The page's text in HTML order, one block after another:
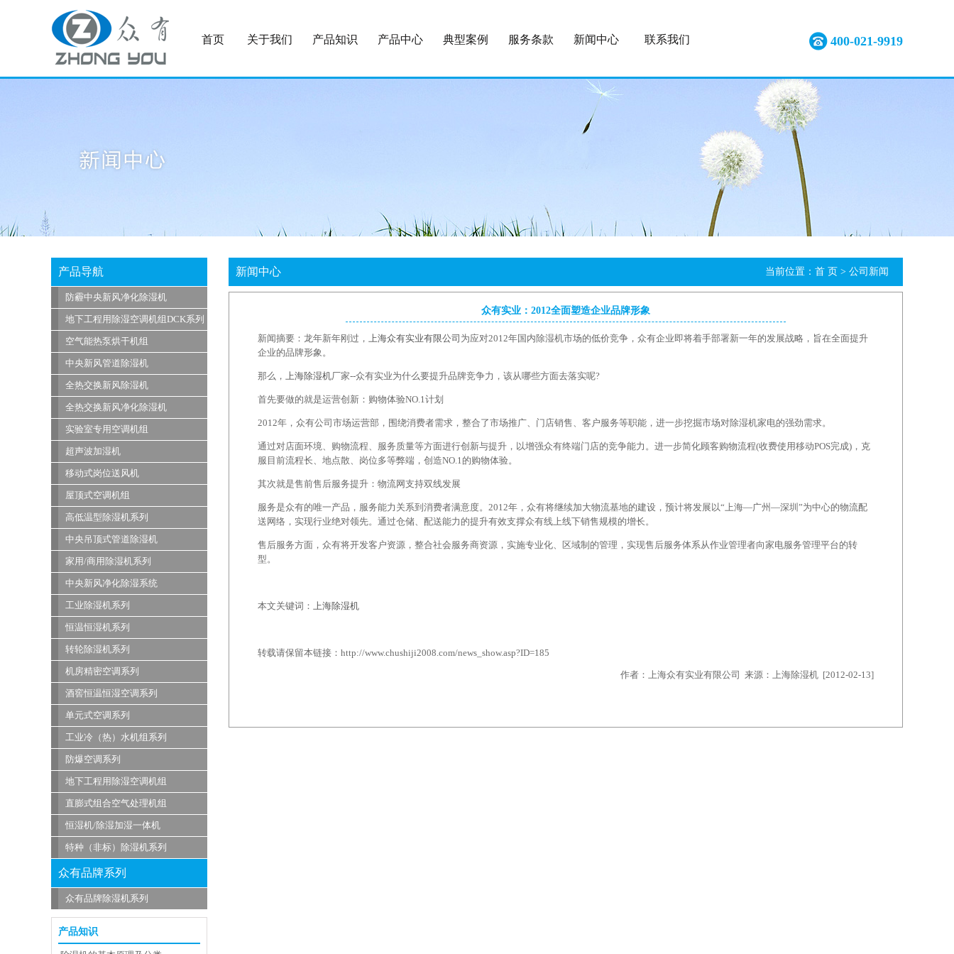
首页 关于我们 产品知识 产品中心 典型案例 服务条款 新闻中心 联系我们 400-021-9919
产品导航
防霾中央新风净化除湿机
地下工程用除湿空调机组DCK系列
空气能热泵烘干机组
中央新风管道除湿机
全热交换新风除湿机
全热交换新风净化除湿机
实验室专用空调机组
超声波加湿机
移动式岗位送风机
屋顶式空调机组
高低温型除湿机系列
中央吊顶式管道除湿机
家用/商用除湿机系列
中央新风净化除湿系统
工业除湿机系列
恒温恒湿机系列
转轮除湿机系列
机房精密空调系列
酒窖恒温恒湿空调系列
单元式空调系列
工业冷（热）水机组系列
防爆空调系列
地下工程用除湿空调机组
直膨式组合空气处理机组
恒湿机/除湿加湿一体机
特种（非标）除湿机系列
众有品牌系列
众有品牌除湿机系列
产品知识
新闻中心 当前位置： 首 页 > 公司新闻
众有实业：2012全面塑造企业品牌形象
新闻摘要：龙年新年刚过， 上海众有实业有限公司 为应对2012年国内除湿机市场的低价竞争，众有企业即将着手部署新一年的发展战略，旨在全面提升
企业的品牌形象。
那么， 上海除湿机厂家--众有实业为什么要提升品牌竞争力，该从哪些方面去落实呢?
首先要做的就是运营创新：购物体验NO.1计划
2012年，众有公司市场运营部，围绕消费者需求，整合了市场推广、门店销售、客户服务等职能，进一步挖掘市场对除湿机家电的强劲需求。
通过对店面环境、购物流程、服务质量等方面进行创新与提升，以增强众有终端门店的竞争能力。进一步简化顾客购物流程(收费使用移动POS完成)，克
服目前流程长、地点散、岗位多等弊端，创造NO.1的购物体验。
其次就是售前售后服务提升：物流网支持双线发展
服务是众有的唯一产品，服务能力关系到消费者满意度。2012年，众有将继续加大物流基地的建设，预计将发展以“上海—广州—深圳”为中心的物流配
送网络，实现行业绝对领先。通过仓储、配送能力的提升有效支撑众有线上线下销售规模的增长。
售后服务方面，众有将开发客户资源，整合社会服务商资源，实施专业化、区域制的管理，实现售后服务体系从作业管理者向家电服务管理平台的转
型。
本文关键词： 上海除湿机
转载请保留本链接：http://www.chushiji2008.com/news_show.asp?ID=185
作者：上海众有实业有限公司 来源：上海除湿机 [2012-02-13]